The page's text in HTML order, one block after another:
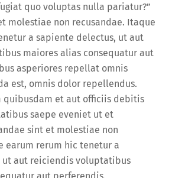
quo voluptas nulla pariatur?”
molestiae non recusandae. Itaque
a sapiente delectus, ut aut
maiores alias consequatur aut
asperiores repellat omnis
est, omnis dolor repellendus.
quibusdam et aut officiis debitis
saepe eveniet ut et
sint et molestiae non
earum rerum hic tenetur a
ut aut reiciendis voluptatibus